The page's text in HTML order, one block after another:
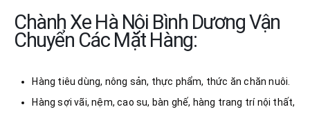
Chành Xe Hà Nội Bình Dương Vận
Chuyển Các Mặt Hàng:
Hàng tiêu dùng, nông sản, thực phẩm, thức ăn chăn nuôi.
Hàng sợi vãi, nệm, cao su, bàn ghế, hàng trang trí nội thất,